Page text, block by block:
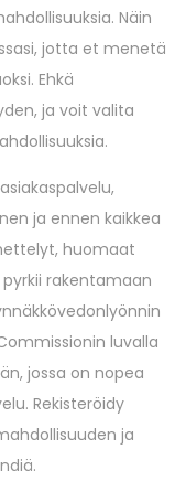
Näin
jotta et menetä
Ehkä
ja voit valita
ja ennen kaikkea
huomaat
rakentamaan
luvalla
jossa on nopea
Rekisteröidy
ja